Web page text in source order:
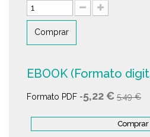
Comprar
EBOOK (Formato
Formato PDF -5,22 € 5,49 €
Comprar